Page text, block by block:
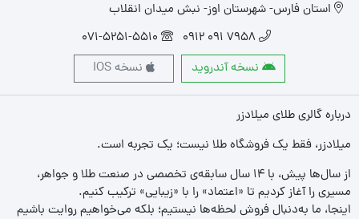
استان فارس- شهرستان اوز- نبش میدان انقلاب
7958 091 0912
071-5251-5510
نسخه آندروید
نسخه IOS
درباره گالری طلای میلادزر
میلادزر، فقط یک فروشگاه طلا نیست؛ یک تجربه‌ است.
از سال‌ها پیش، با ۱۴ سال سابقه‌ی تخصصی در صنعت طلا و جواهر،
مسیری را آغاز کردیم تا «اعتماد» را با «زیبایی» ترکیب کنیم.
اینجا، ما به‌دنبال فروش لحظه‌ها نیستیم؛ بلکه می‌خواهیم روایت باشیم